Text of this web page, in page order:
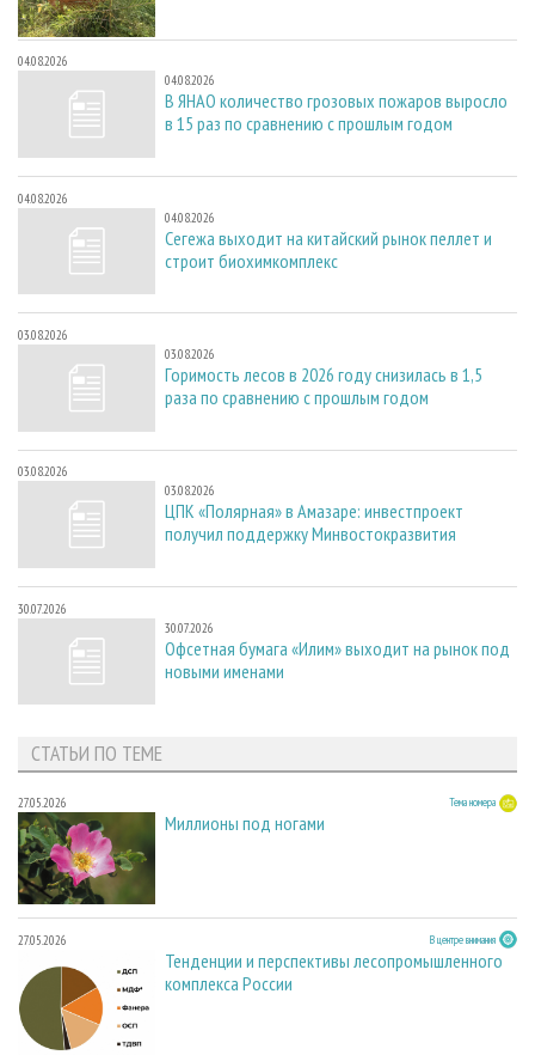
04.08.2026
04.08.2026
В ЯНАО количество грозовых пожаров выросло
в 15 раз по сравнению с прошлым годом
04.08.2026
04.08.2026
Сегежа выходит на китайский рынок пеллет и
строит биохимкомплекс
03.08.2026
03.08.2026
Горимость лесов в 2026 году снизилась в 1,5
раза по сравнению с прошлым годом
03.08.2026
03.08.2026
ЦПК «Полярная» в Амазаре: инвестпроект
получил поддержку Минвостокразвития
30.07.2026
30.07.2026
Офсетная бумага «Илим» выходит на рынок под
новыми именами
СТАТЬИ ПО ТЕМЕ
27.05.2026 Тема номера
Миллионы под ногами
27.05.2026 В центре внимания
Тенденции и перспективы лесопромышленного
комплекса России